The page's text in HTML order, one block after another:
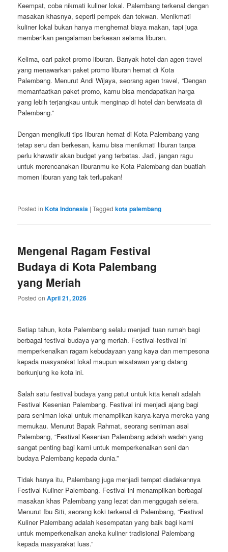
Keempat, coba nikmati kuliner lokal. Palembang terkenal dengan
masakan khasnya, seperti pempek dan tekwan. Menikmati
kuliner lokal bukan hanya menghemat biaya makan, tapi juga
memberikan pengalaman berkesan selama liburan.
Kelima, cari paket promo liburan. Banyak hotel dan agen travel
yang menawarkan paket promo liburan hemat di Kota
Palembang. Menurut Andi Wijaya, seorang agen travel, “Dengan
memanfaatkan paket promo, kamu bisa mendapatkan harga
yang lebih terjangkau untuk menginap di hotel dan berwisata di
Palembang.”
Dengan mengikuti tips liburan hemat di Kota Palembang yang
tetap seru dan berkesan, kamu bisa menikmati liburan tanpa
perlu khawatir akan budget yang terbatas. Jadi, jangan ragu
untuk merencanakan liburanmu ke Kota Palembang dan buatlah
momen liburan yang tak terlupakan!
Posted in Kota Indonesia |Tagged kota palembang
Mengenal Ragam Festival
Budaya di Kota Palembang
yang Meriah
Posted onApril 21, 2026
Setiap tahun, kota Palembang selalu menjadi tuan rumah bagi
berbagai festival budaya yang meriah. Festival-festival ini
memperkenalkan ragam kebudayaan yang kaya dan mempesona
kepada masyarakat lokal maupun wisatawan yang datang
berkunjung ke kota ini.
Salah satu festival budaya yang patut untuk kita kenali adalah
Festival Kesenian Palembang. Festival ini menjadi ajang bagi
para seniman lokal untuk menampilkan karya-karya mereka yang
memukau. Menurut Bapak Rahmat, seorang seniman asal
Palembang, “Festival Kesenian Palembang adalah wadah yang
sangat penting bagi kami untuk memperkenalkan seni dan
budaya Palembang kepada dunia.”
Tidak hanya itu, Palembang juga menjadi tempat diadakannya
Festival Kuliner Palembang. Festival ini menampilkan berbagai
masakan khas Palembang yang lezat dan menggugah selera.
Menurut Ibu Siti, seorang koki terkenal di Palembang, “Festival
Kuliner Palembang adalah kesempatan yang baik bagi kami
untuk memperkenalkan aneka kuliner tradisional Palembang
kepada masyarakat luas.”